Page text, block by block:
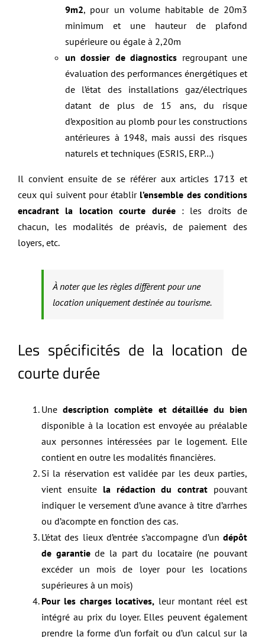
9m2, pour un volume habitable de 20m3
minimum et une hauteur de plafond
supérieure ou égale à 2,20m
un dossier de diagnostics regroupant une
évaluation des performances énergétiques et
de l’état des installations gaz/électriques
datant de plus de 15 ans, du risque
d’exposition au plomb pour les constructions
antérieures à 1948, mais aussi des risques
naturels et techniques (ESRIS, ERP…)
Il convient ensuite de se référer aux articles 1713 et
ceux qui suivent pour établir l’ensemble des conditions
encadrant la location courte durée: les droits de
chacun, les modalités de préavis, de paiement des
loyers, etc.
À noter que les règles diffèrent pour une
location uniquement destinée au tourisme.
Les spécificités de la location de
courte durée
Unedescription complète et détaillée du bien
disponible à la location est envoyée au préalable
aux personnes intéressées par le logement. Elle
contient en outre les modalités financières.
Si la réservation est validée par les deux parties,
vient ensuite la rédaction du contrat pouvant
indiquer le versement d’une avance à titre d’arrhes
ou d’acompte en fonction des cas.
L’état des lieux d’entrée s’accompagne d’un dépôt
de garantiede la part du locataire (ne pouvant
excéder un mois de loyer pour les locations
supérieures à un mois)
Pour les charges locatives, leur montant réel est
intégré au prix du loyer. Elles peuvent également
prendre la forme d’un forfait ou d’un calcul sur la